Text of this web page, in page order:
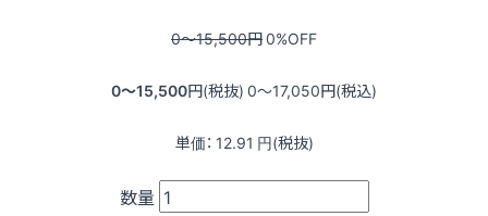
0〜15,500円0%OFF
0〜15,500円(税抜) 0〜17,050円(税込)
単価： 12.91 円(税抜)
数量